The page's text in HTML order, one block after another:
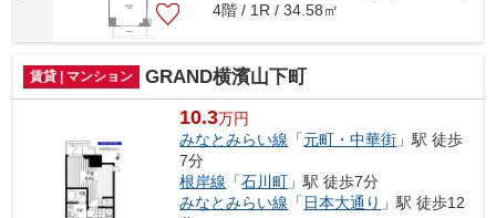
4階 / 1R / 34.58㎡
賃貸 | マンション GRAND横濱山下町
10.3万円
みなとみらい線 「元町・中華街 」駅 徒歩
7分
根岸線 「石川町 」駅 徒歩7分
みなとみらい線 「 日本大通り 」駅 徒歩12